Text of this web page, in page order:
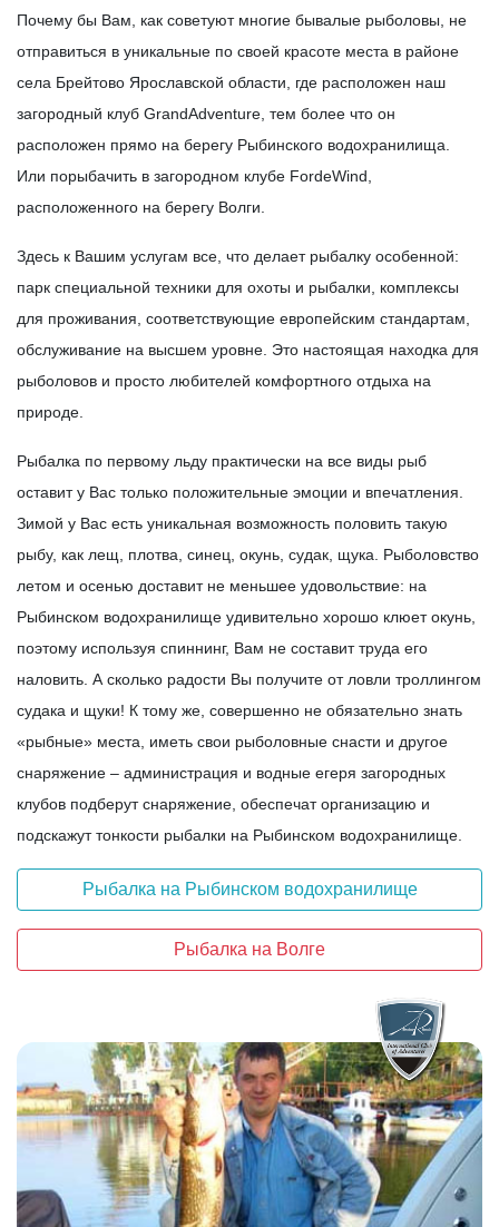
Почему бы Вам, как советуют многие бывалые рыболовы, не
отправиться в уникальные по своей красоте места в районе
села Брейтово Ярославской области, где расположен наш
загородный клуб GrandAdventure, тем более что он
расположен прямо на берегу Рыбинского водохранилища.
Или порыбачить в загородном клубе FordeWind,
расположенного на берегу Волги.
Здесь к Вашим услугам все, что делает рыбалку особенной:
парк специальной техники для охоты и рыбалки, комплексы
для проживания, соответствующие европейским стандартам,
обслуживание на высшем уровне. Это настоящая находка для
рыболовов и просто любителей комфортного отдыха на
природе.
Рыбалка по первому льду практически на все виды рыб
оставит у Вас только положительные эмоции и впечатления.
Зимой у Вас есть уникальная возможность половить такую
рыбу, как лещ, плотва, синец, окунь, судак, щука. Рыболовство
летом и осенью доставит не меньшее удовольствие: на
Рыбинском водохранилище удивительно хорошо клюет окунь,
поэтому используя спиннинг, Вам не составит труда его
наловить. А сколько радости Вы получите от ловли троллингом
судака и щуки! К тому же, совершенно не обязательно знать
«рыбные» места, иметь свои рыболовные снасти и другое
снаряжение – администрация и водные егеря загородных
клубов подберут снаряжение, обеспечат организацию и
подскажут тонкости рыбалки на Рыбинском водохранилище.
Рыбалка на Рыбинском водохранилище
Рыбалка на Волге